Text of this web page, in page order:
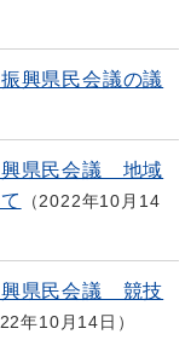
興県民会議の議
興県民会議 地域
2022年10月14
興県民会議 競技
年10月14日